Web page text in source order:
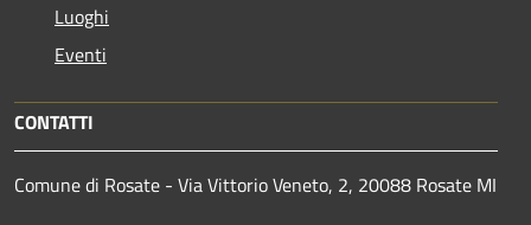
Luoghi
Eventi
CONTATTI
Comune di Rosate - Via Vittorio Veneto, 2, 20088 Rosate MI